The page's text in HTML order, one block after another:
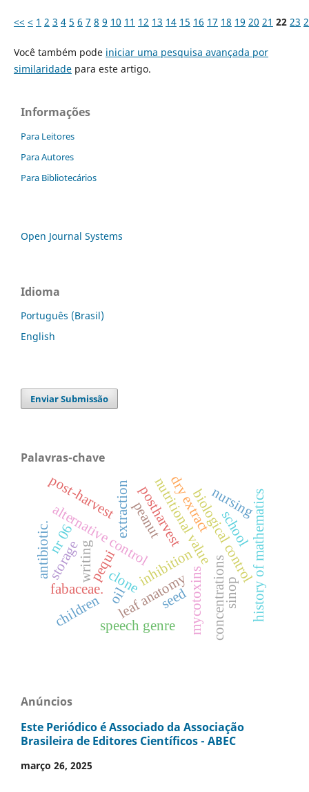
<< < 1 2 3 4 5 6 7 8 9 10 11 12 13 14 15 16 17 18 19 20 21 22 23
Você também pode iniciar uma pesquisa avançada por
similaridadepara este artigo.
Informações
Para Leitores
Para Autores
Para Bibliotecários
Open Journal Systems
Idioma
Português (Brasil)
English
Enviar Submissão
Palavras-chave
concentrations
inhibition
postharvest
alternative control
extraction nutritional value
oil
pequi biological control
post-harvest
mycotoxins
peanut
leaf anatomy
fabaceae. history of mathematics
writing
speech genre
dry extractnursing
storage
seed
clone sinop
school
children
antibiotic.nr 06
Anúncios
Este Periódico é Associado da Associação
Brasileira de Editores Científicos - ABEC
março 26, 2025